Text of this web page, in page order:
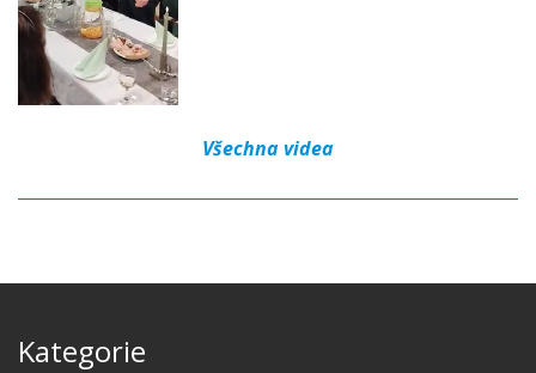
Všechna videa
Kategorie